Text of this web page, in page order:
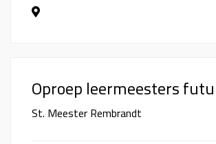
Oproep leermeesters
St. Meester Rembrandt